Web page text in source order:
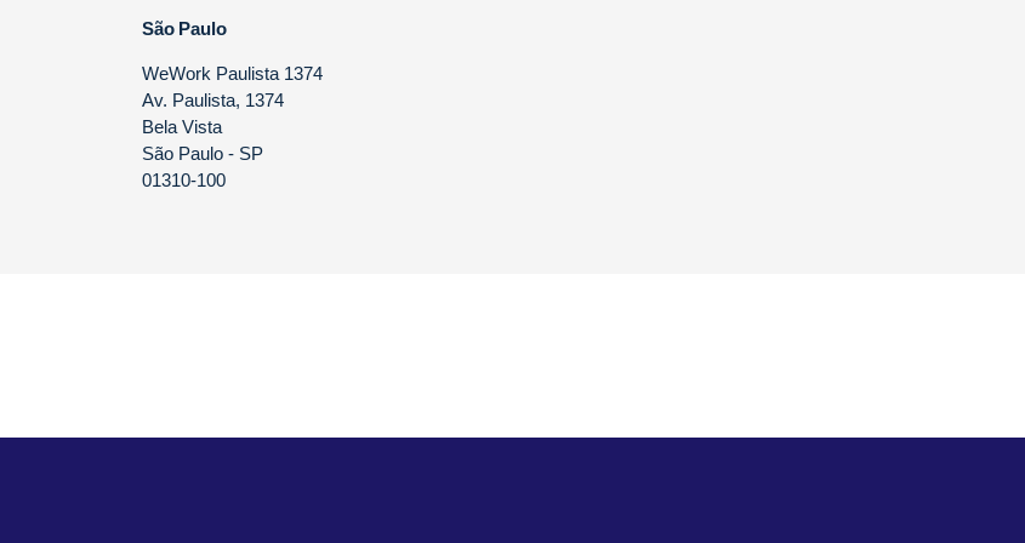
São Paulo
WeWork Paulista 1374
Av. Paulista, 1374
Bela Vista
São Paulo - SP
01310-100